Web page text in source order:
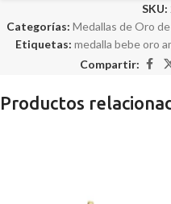
SKU:
Categorías: Medallas de Oro
Etiquetas: medalla bebe oro
Compartir:
Productos